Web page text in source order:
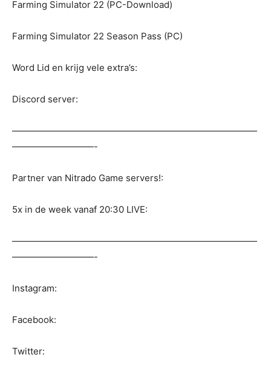
Farming Simulator 22 (PC-Download)
Farming Simulator 22 Season Pass (PC)
Word Lid en krijg vele extra’s:
Discord server:
———————————————————————————
—————————-
Partner van Nitrado Game servers!:
5x in de week vanaf 20:30 LIVE:
———————————————————————————
—————————-
Instagram:
Facebook:
Twitter: